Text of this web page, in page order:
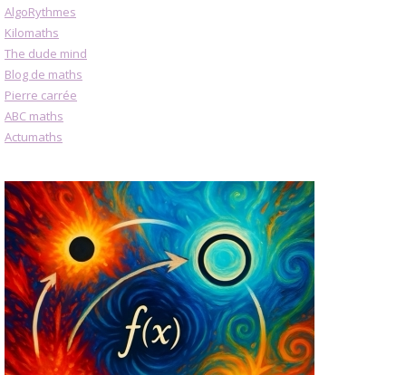
AlgoRythmes
Kilomaths
The dude mind
Blog de maths
Pierre carrée
ABC maths
Actumaths